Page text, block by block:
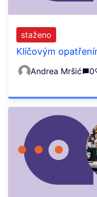
Klíčovým
staženo
Andrea Mršić 0